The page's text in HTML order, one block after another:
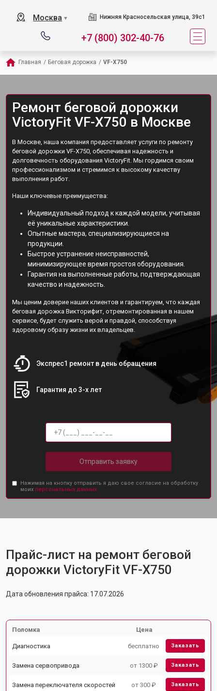
Москва ▼ Нижняя Красносельская улица, 39с1
+7 (800) 302-40-76
Главная / Беговая дорожка / VF-X750
Ремонт беговой дорожки
VictoryFit VF-X750 в Москве
В Москве, наша компания предоставляет услуги по ремонту
беговой дорожки VF-X750, обеспечивая надежность и
долговечность оборудования VictoryFit. Мы гордимся своим
профессионализмом и стремимся к высокому качеству
выполнения работ.
Наши ключевые преимущества:
Индивидуальный подход к каждой модели, учитывая
её уникальные характеристики.
Опытные мастера, специализирующиеся на
продукции.
Быстрое устранение неисправностей,
минимизирующее время простоя оборудования.
Гарантия на выполненные работы, подтверждающая
качество и надежность.
Мы ценим доверие наших клиентов и гарантируем, что каждая
беговая дорожка Викторифит, отремонтированная в нашем
сервисе, будет служить верой и правдой, способствуя
здоровому образу жизни их владельцев.
Экспрес1 ремонт в день обращения
Гарантия до 3-х лет
Отправить заявку
Нажимая на кнопку отправить я даю свое согласие на обработку
моих персональных данных.
Прайс-лист на ремонт беговой
дорожки VictoryFit VF-X750
Дата обновления прайса: 17.07.2026
Поломка Цена
Диагностика бесплатно Заказать
Замена сервопривода от 1300 ₽ Заказать
Замена переключателя скоростей от 300 ₽ Заказать